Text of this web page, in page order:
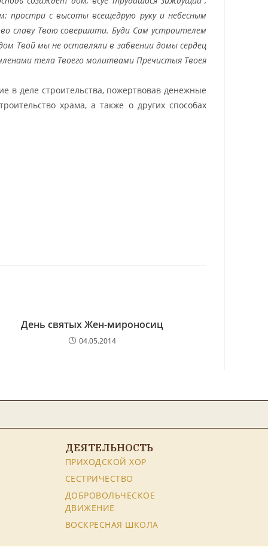
простри с высоты всещедрую руку и небесным
славу Твою совершити. Буди Сам устроителем
Твой мы не оставляли в забвении домы сердец
тела Твоего молитвами Пречистыя Твоея
в деле строительства,пожертвовав денежные
храма, а также о других способах
День святых Жен-мироносиц
04.05.2014
ДЕЯТЕЛЬНОСТЬ
ПРИХОДСКОЙ ХОР
СЕСТРИЧЕСТВО
ДОБРОВОЛЬЧЕСКОЕ
ДВИЖЕНИЕ
ВОСКРЕСНАЯ ШКОЛА